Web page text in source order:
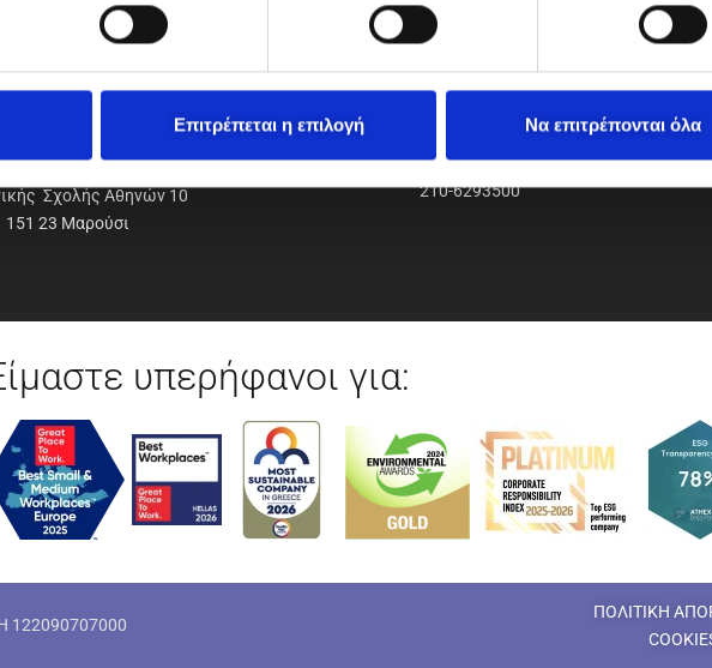
Επιτρέπεται η επιλογή Να επιτρέπονται όλα
Α.Ε.Ε.
Σχολής Αθηνών 10
151 23 Μαρούσι
210-6293500
υπερήφανοι για:
122090707000
ΠΟΛΙΤΙΚΗ